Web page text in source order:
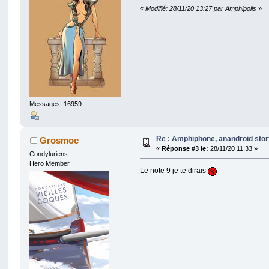
Messages: 16959
«Modifié: 28/11/20 13:27 par Amphipolis »
Grosmoc
Condyluriens
Hero Member
Re : Amphiphone, anandroid
« Réponse #3 le: 28/11/20 11:33 »
Le note 9 je te dirais